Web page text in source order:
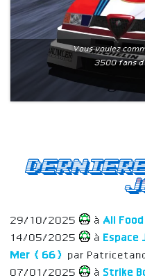
Vous voulez
3500 fans
29/10/2025 à All
14/05/2025
à Espace
Mer (66)
par
07/01/2025
à Strike